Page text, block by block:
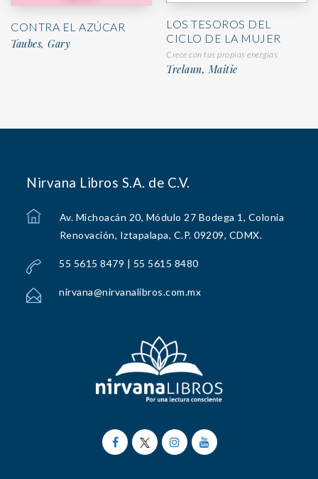
CONTRA EL AZÚCAR
Taubes, Gary
LOS TESOROS DEL
CICLO DE LA MUJER
Crece con tus propias energías
Trelaun, Maitie
Nirvana Libros S.A. de C.V.
Av. Michoacán 20, Módulo 27 Bodega 1, Colonia
Renovación, Iztapalapa, C.P. 09209, CDMX.
55 5615 8479 | 55 5615 8480
nirvana@nirvanalibros.com.mx